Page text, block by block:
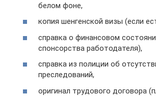
белом фоне,
копия шенгенской визы (если
справка о финансовом
спонсорства работодателя),
справка из полиции об
преследований,
оригинал трудового договора